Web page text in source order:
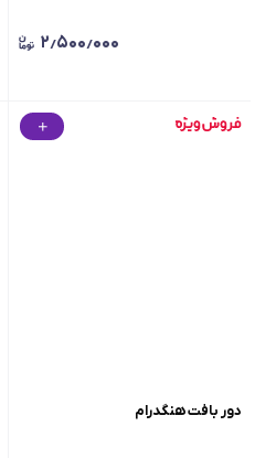
۲٫۵۰۰٫۰۰۰
دور بافت هنگدرام